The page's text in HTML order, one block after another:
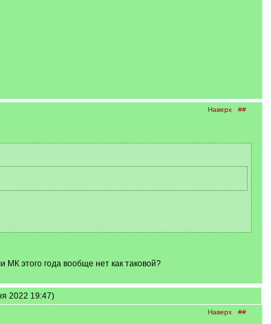
Наверх ##
этого года вообще нет как таковой?
2022 19:47)
Наверх ##